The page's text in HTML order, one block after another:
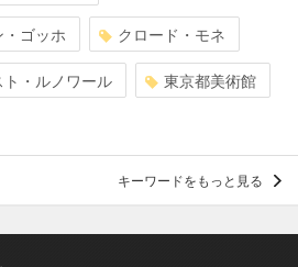
ゴッホ クロード・モネ
・ルノワール 東京都美術館
キーワードをもっと見る